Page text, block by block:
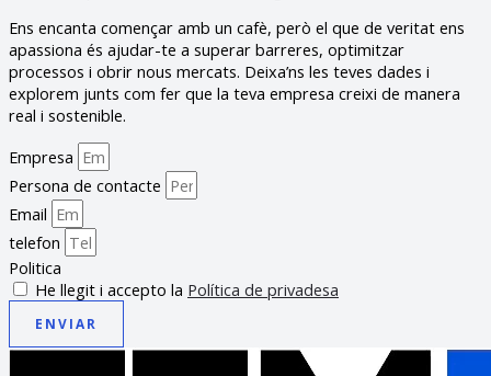
Ens encanta començar amb un cafè, però el que de veritat ens
apassiona és ajudar-te a superar barreres, optimitzar
processos i obrir nous mercats. Deixa’ns les teves dades i
explorem junts com fer que la teva empresa creixi de manera
real i sostenible.
Empresa
Persona de contacte
Email
telefon
Politica
He llegit i accepto la Política de privadesa
ENVIAR